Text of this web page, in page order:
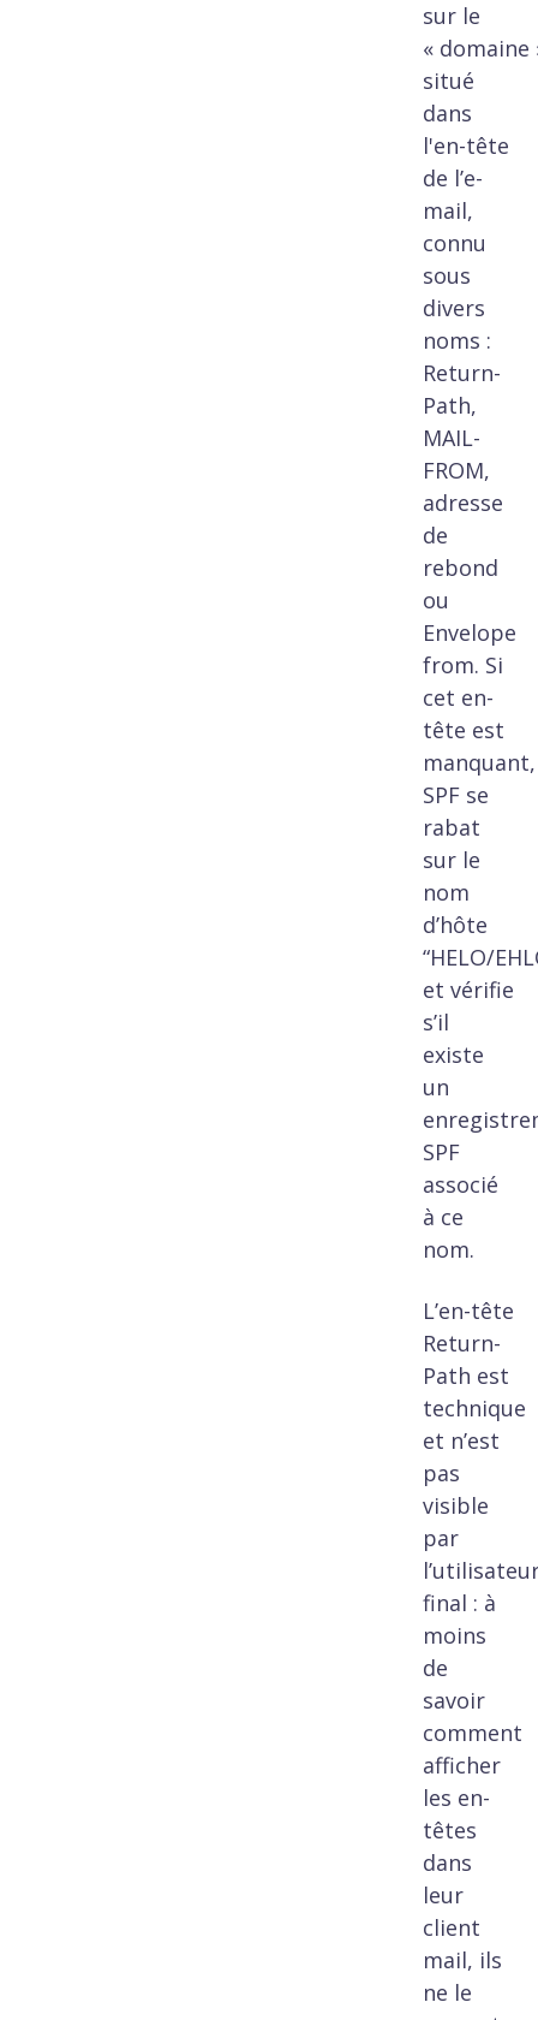
sur le
« domaine
situé
dans
l'en-tête
de l’e-
mail,
connu
sous
divers
noms :
Return-
Path,
MAIL-
FROM,
adresse
de
rebond
ou
Envelope
from. Si
cet en-
tête est
manquant,
SPF se
rabat
sur le
nom
d’hôte
“HELO/
et vérifie
s’il
existe
un
SPF
associé
à ce
nom.
L’en-tête
Return-
Path est
technique
et n’est
pas
visible
par
final : à
moins
de
savoir
comment
afficher
les en-
têtes
dans
leur
client
mail, ils
ne le